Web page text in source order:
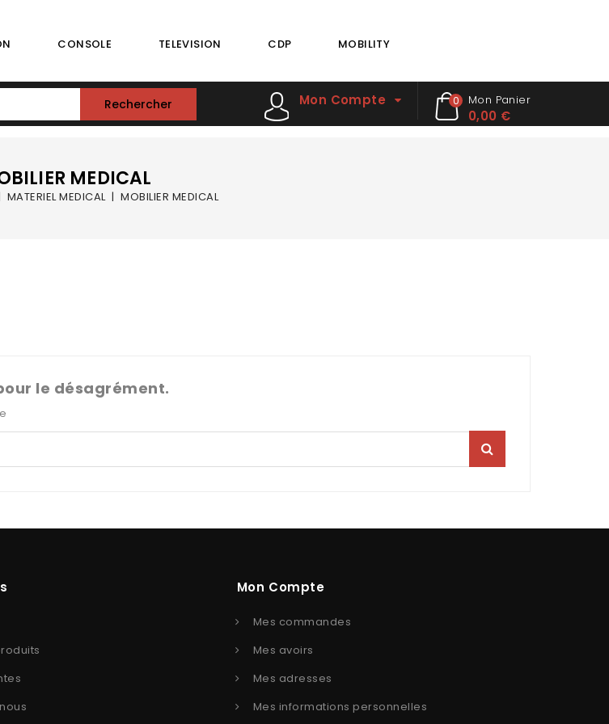
CONSOLE TELEVISION CDP MOBILITY
Mon Panier
0,00 €
0
Mon Compte
Rechercher
MEDICAL
MATERIEL MEDICAL MOBILIER MEDICAL
le désagrément.
Mon Compte
Mes commandes
Mes avoirs
Mes adresses
Mes informations personnelles